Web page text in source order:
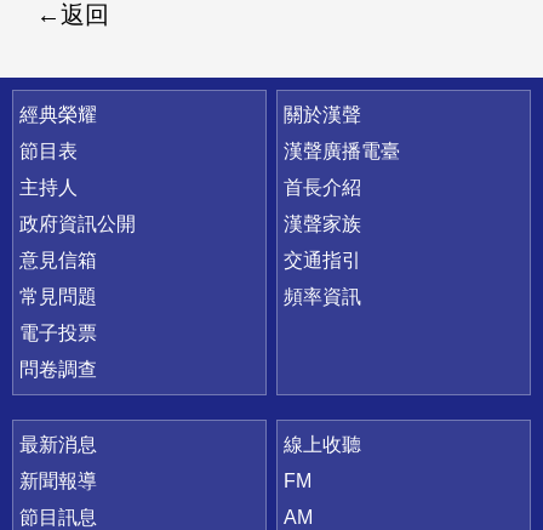
返回
快速連結
經典榮耀
節目表
主持人
政府資訊公開
意見信箱
常見問題
電子投票
問卷調查
關於漢聲
漢聲廣播電臺
首長介紹
漢聲家族
交通指引
頻率資訊
最新消息
新聞報導
節目訊息
線上收聽
FM
AM